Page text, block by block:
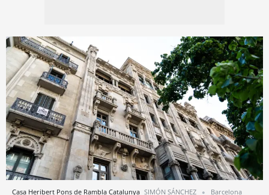
Casa Heribert Pons de Rambla Catalunya SIMÓN SÁNCHEZ Barcelona